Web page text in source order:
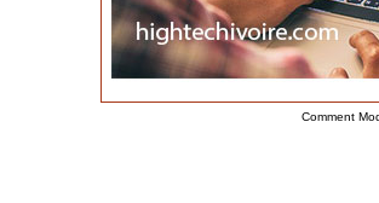
Comment